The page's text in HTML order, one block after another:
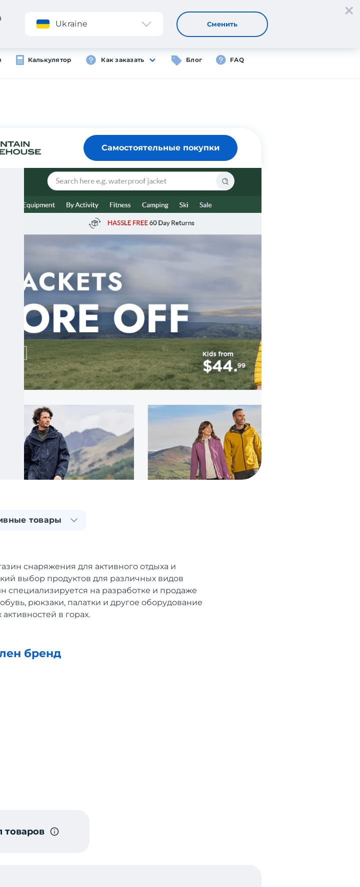
Приложение Регистрация Вход
Калькулятор Как заказать Блог FAQ
Ukraine Сменить
Самостоятельные покупки
товары
снаряжения для активного отдыха и
выбор продуктов для различных видов
специализируется на разработке и продаже
рюкзаки, палатки и другое оборудование
в горах.
бренд
товаров